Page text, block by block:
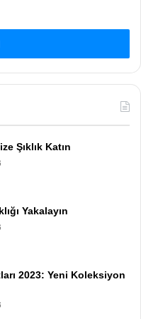
Şıklık Katın
Yakalayın
2023: Yeni Koleksiyon